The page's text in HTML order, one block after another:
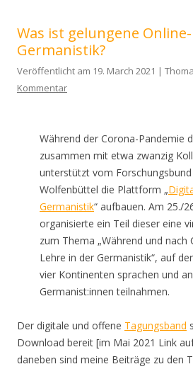
Was ist gelungene
Germanistik?
Veröffentlicht am 19. March 2021 |
Kommentar
Während der Corona-Pandemie
zusammen mit etwa zwanzig
unterstützt vom
Wolfenbüttel die Plattform „
Germanistik“ aufbauen. Am 25./
organisierte ein Teil dieser eine
zum Thema „Während und nach
Lehre in der Germanistik“, auf
vier Kontinenten sprachen und
Germanist:innen teilnahmen.
Der digitale und offene Tagungsband
Download bereit [im Mai 2021 Link
daneben sind meine Beiträge zu den